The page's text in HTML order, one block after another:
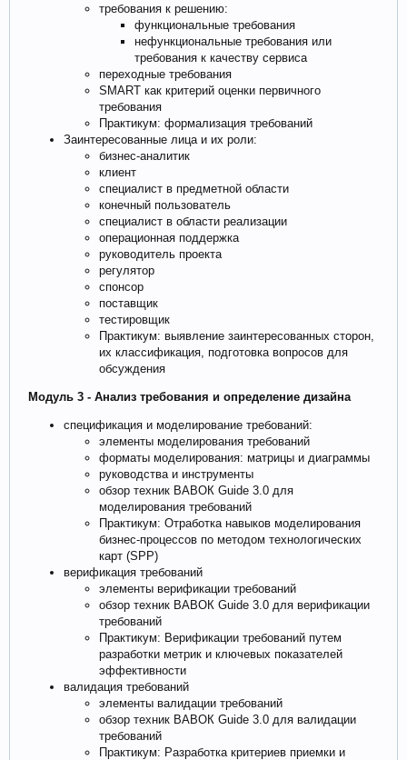
требования к решению:
функциональные требования
нефункциональные требования или
требования к качеству сервиса
переходные требования
SMART как критерий оценки первичного
требования
Практикум: формализация требований
Заинтересованные лица и их роли:
бизнес-аналитик
клиент
специалист в предметной области
конечный пользователь
специалист в области реализации
операционная поддержка
руководитель проекта
регулятор
спонсор
поставщик
тестировщик
Практикум: выявление заинтересованных сторон,
их классификация, подготовка вопросов для
обсуждения
Модуль 3 - Анализ требования и определение дизайна
спецификация и моделирование требований:
элементы моделирования требований
форматы моделирования: матрицы и диаграммы
руководства и инструменты
обзор техник ВАВОК Guide 3.0 для
моделирования требований
Практикум: Отработка навыков моделирования
бизнес-процессов по методом технологических
карт (SPP)
верификация требований
элементы верификации требований
обзор техник ВАВОК Guide 3.0 для верификации
требований
Практикум: Верификации требований путем
разработки метрик и ключевых показателей
эффективности
валидация требований
элементы валидации требований
обзор техник ВАВОК Guide 3.0 для валидации
требований
Практикум: Разработка критериев приемки и